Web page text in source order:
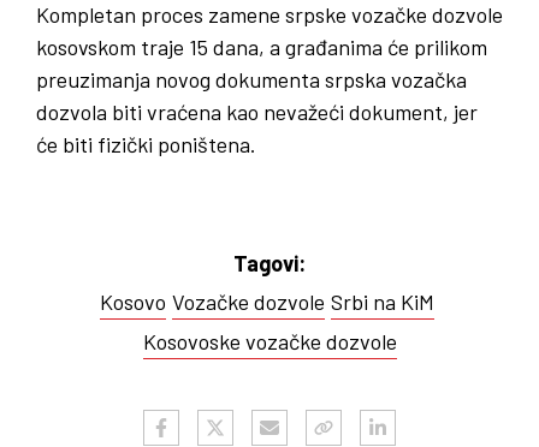
Kompletan proces zamene srpske vozačke dozvole
kosovskom traje 15 dana, a građanima će prilikom
preuzimanja novog dokumenta srpska vozačka
dozvola biti vraćena kao nevažeći dokument, jer
će biti fizički poništena.
Tagovi:
Kosovo Vozačke dozvole Srbi na KiM
Kosovoske vozačke dozvole